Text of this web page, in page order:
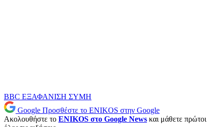
BBC ΕΞΑΦΑΝΙΣΗ ΣΥΜΗ
Google Προσθέστε το ENIKOS στην Google
Ακολουθήστε το ENIKOS στο Google News και μάθετε πρώτοι